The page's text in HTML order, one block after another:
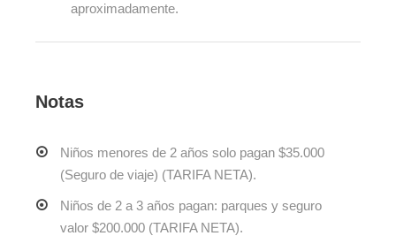
aproximadamente.
Notas
Niños menores de 2 años solo pagan $35.000
(Seguro de viaje) (TARIFA NETA).
Niños de 2 a 3 años pagan: parques y seguro
valor $200.000 (TARIFA NETA).